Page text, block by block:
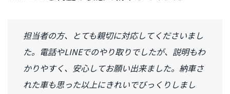
担当者の方、とても親切に対応してくださいまし
た。電話やLINEでのやり取りでしたが、説明もわ
かりやすく、安心してお願い出来ました。納車さ
れた車も思った以上にきれいでびっくりしまし